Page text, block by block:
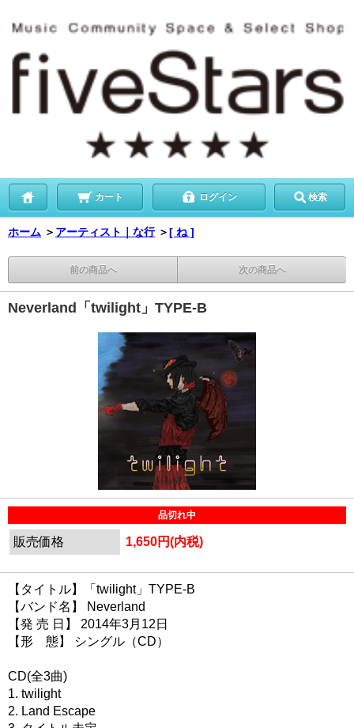
カート ログイン 検索
ホーム ＞ アーティスト｜な行 ＞[ ね ]
前の商品へ 次の商品へ
Neverland「twilight」TYPE-B
品切れ中
販売価格 1,650円(内税)
【タイトル】「twilight」TYPE-B
【バンド名】 Neverland
【発 売 日】 2014年3月12日
【形 態】 シングル（CD）
CD(全3曲)
1. twilight
2. Land Escape